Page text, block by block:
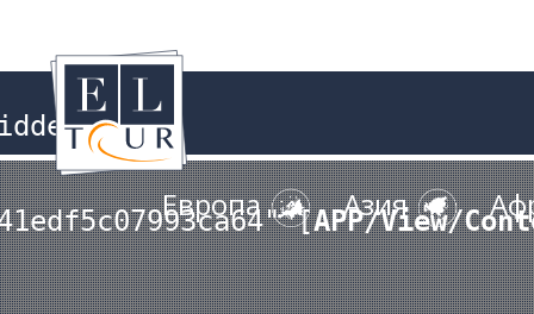
Европа Азия
[APP/View/